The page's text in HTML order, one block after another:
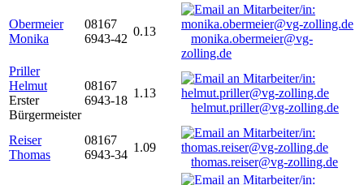
Obermeier
Monika
08167
6943-42
0.13
monika.obermeier@vg-
zolling.de
Priller
Helmut
Erster
Bürgermeister
08167
6943-18
1.13
helmut.priller@vg-zolling.de
Reiser
Thomas
08167
6943-34
1.09
thomas.reiser@vg-zolling.de